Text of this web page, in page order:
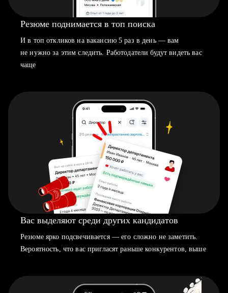
Резюме поднимается в топ поиска
И в топ откликов на вакансию 5 раз в день — вам
не нужно за этим следить. Работодатели будут видеть вас
чаще
Вас выделяют среди других кандидатов
Резюме ярко подсвечивается — его сложно не заметить.
Вероятность, что вас пригласят раньше конкурентов, выше